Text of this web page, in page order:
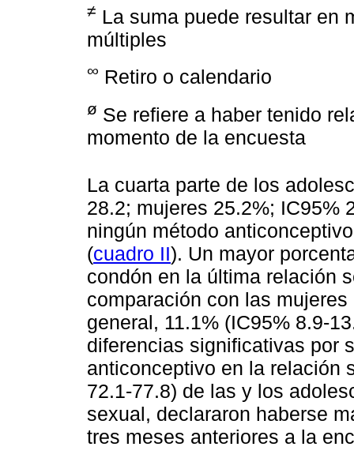
≠ La suma puede resultar en
múltiples
∞ Retiro o calendario
ø Se refiere a haber tenido
momento de la encuesta
La cuarta parte de los
28.2; mujeres 25.2%; IC95%
ningún método
(cuadro II). Un mayor
condón en la última relación
comparación con las
general, 11.1% (IC95% 8.9-
diferencias significativas por
anticonceptivo en la relación
72.1-77.8) de las y los
sexual, declararon haberse
tres meses anteriores a la